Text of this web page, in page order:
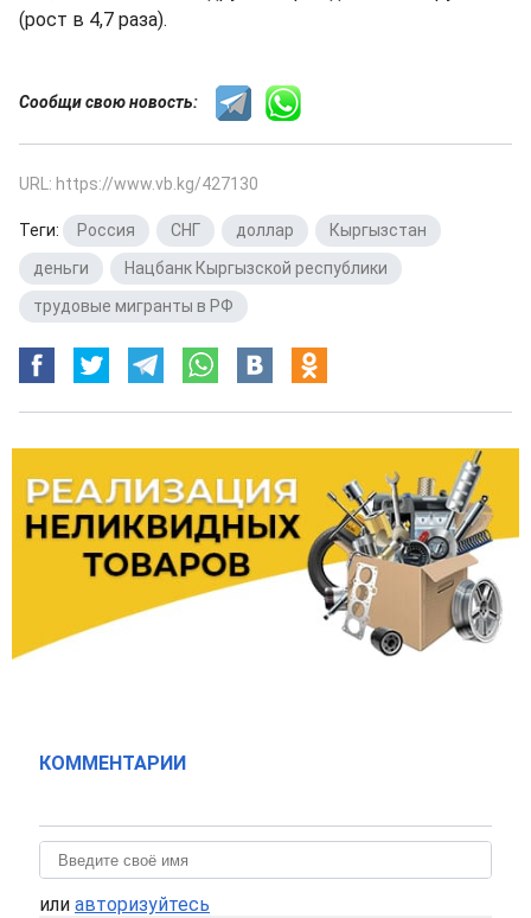
(рост в 4,7 раза).
Сообщи свою новость:
URL: https://www.vb.kg/427130
Теги: Россия СНГ доллар Кыргызстан
деньги
Нацбанк Кыргызской республики
трудовые мигранты в РФ
КОММЕНТАРИИ
или авторизуйтесь